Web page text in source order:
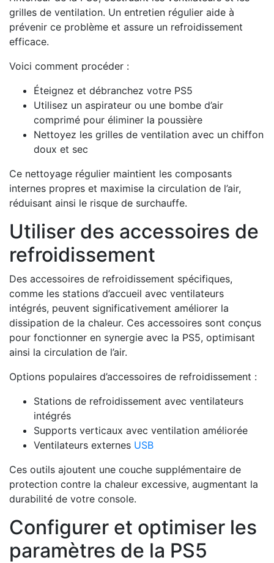
grilles de ventilation. Un entretien régulier aide à
prévenir ce problème et assure un refroidissement
efficace.
Voici comment procéder :
Éteignez et débranchez votre PS5
Utilisez un aspirateur ou une bombe d’air
comprimé pour éliminer la poussière
Nettoyez les grilles de ventilation avec un chiffon
doux et sec
Ce nettoyage régulier maintient les composants
internes propres et maximise la circulation de l’air,
réduisant ainsi le risque de surchauffe.
Utiliser des accessoires de
refroidissement
Des accessoires de refroidissement spécifiques,
comme les stations d’accueil avec ventilateurs
intégrés, peuvent significativement améliorer la
dissipation de la chaleur. Ces accessoires sont conçus
pour fonctionner en synergie avec la PS5, optimisant
ainsi la circulation de l’air.
Options populaires d’accessoires de refroidissement :
Stations de refroidissement avec ventilateurs
intégrés
Supports verticaux avec ventilation améliorée
Ventilateurs externes USB
Ces outils ajoutent une couche supplémentaire de
protection contre la chaleur excessive, augmentant la
durabilité de votre console.
Configurer et optimiser les
paramètres de la PS5